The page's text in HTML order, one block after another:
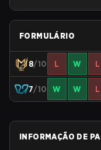
FORMULÁRIO
8/10 L W L
7/10 W W L
INFORMAÇÃO DE